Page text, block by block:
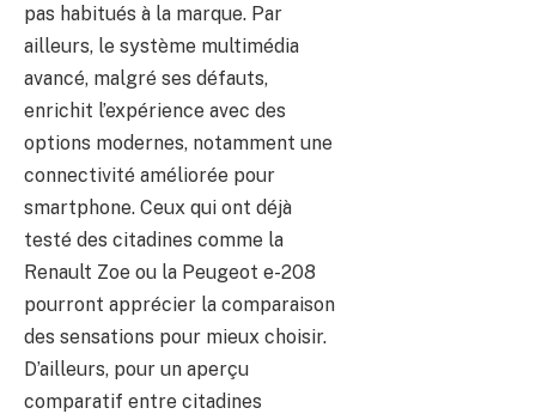
pas habitués à la marque. Par
ailleurs, le système multimédia
avancé, malgré ses défauts,
enrichit l’expérience avec des
options modernes, notamment une
connectivité améliorée pour
smartphone. Ceux qui ont déjà
testé des citadines comme la
Renault Zoe ou la Peugeot e-208
pourront apprécier la comparaison
des sensations pour mieux choisir.
D’ailleurs, pour un aperçu
comparatif entre citadines